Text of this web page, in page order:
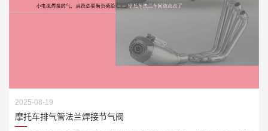
2025-08-19
摩托车排气管法兰焊接节气阀